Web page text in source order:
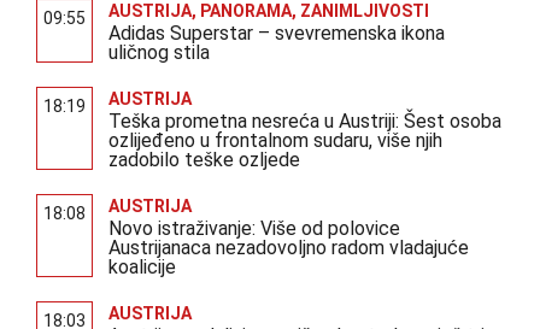
09:55 AUSTRIJA, PANORAMA, ZANIMLJIVOSTI
Adidas Superstar – svevremenska ikona
uličnog stila
18:19 AUSTRIJA
Teška prometna nesreća u Austriji: Šest osoba
ozlijeđeno u frontalnom sudaru, više njih
zadobilo teške ozljede
18:08 AUSTRIJA
Novo istraživanje: Više od polovice
Austrijanaca nezadovoljno radom vladajuće
koalicije
18:03 AUSTRIJA